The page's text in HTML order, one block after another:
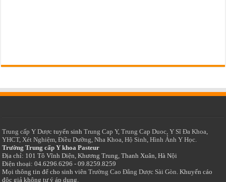
Trung cấp Y Dược tuyển sinhTrung Cap Y,Trung Cap Duoc,Y Sĩ Đa Khoa,
YHCT,Xét Nghiệm,Điều Dưỡng,Nha Khoa,Hộ Sinh,Hình Ảnh Y Học.
Trường Trung cấp Y khoa Pasteur
Địa chỉ: 101 Tô Vĩnh Diện, Khương Trung, Thanh Xuân, Hà Nội
Điện thoại: 04.6296.6296 - 09.8259.8259
Mọi thông tin để cho sinh viênTrường Cao Đẳng Dược Sài Gòn. Khuyến cáo
độc giả không tự ý áp dụng.